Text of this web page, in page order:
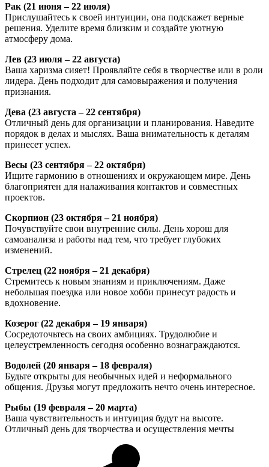
Рак (21 июня – 22 июля)
Прислушайтесь к своей интуиции, она подскажет верные
решения. Уделите время близким и создайте уютную
атмосферу дома.
Лев (23 июля – 22 августа)
Ваша харизма сияет! Проявляйте себя в творчестве или в роли
лидера. День подходит для самовыражения и получения
признания.
Дева (23 августа – 22 сентября)
Отличный день для организации и планирования. Наведите
порядок в делах и мыслях. Ваша внимательность к деталям
принесет успех.
Весы (23 сентября – 22 октября)
Ищите гармонию в отношениях и окружающем мире. День
благоприятен для налаживания контактов и совместных
проектов.
Скорпион (23 октября – 21 ноября)
Почувствуйте свои внутренние силы. День хорош для
самоанализа и работы над тем, что требует глубоких
изменений.
Стрелец (22 ноября – 21 декабря)
Стремитесь к новым знаниям и приключениям. Даже
небольшая поездка или новое хобби принесут радость и
вдохновение.
Козерог (22 декабря – 19 января)
Сосредоточьтесь на своих амбициях. Трудолюбие и
целеустремленность сегодня особенно вознаграждаются.
Водолей (20 января – 18 февраля)
Будьте открыты для необычных идей и неформального
общения. Друзья могут предложить нечто очень интересное.
Рыбы (19 февраля – 20 марта)
Ваша чувствительность и интуиция будут на высоте.
Отличный день для творчества и осуществления мечты